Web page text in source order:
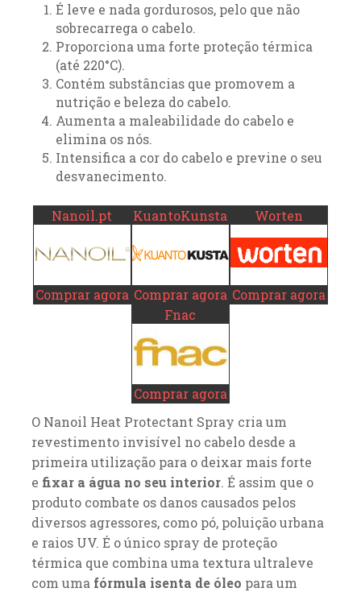
É leve e nada gordurosos, pelo que não
sobrecarrega o cabelo.
Proporciona uma forte proteção térmica
(até 220°C).
Contém substâncias que promovem a
nutrição e beleza do cabelo.
Aumenta a maleabilidade do cabelo e
elimina os nós.
Intensifica a cor do cabelo e previne o seu
desvanecimento.
Nanoil.pt
Comprar agora
KuantoKunsta
Comprar agora
Worten
Comprar agora
Fnac
Comprar agora
O Nanoil Heat Protectant Spray cria um
revestimento invisível no cabelo desde a
primeira utilização para o deixar mais forte
e fixar a água no seu interior. É assim que o
produto combate os danos causados pelos
diversos agressores, como pó, poluição urbana
e raios UV. É o único spray de proteção
térmica que combina uma textura ultraleve
com uma fórmula isenta de óleo para um